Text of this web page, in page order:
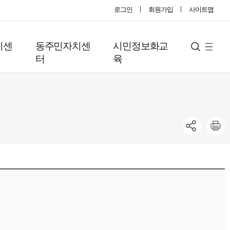
로그인 회원가입 사이트맵
동주민자치센
터
시민정보화교
육
검
사
트